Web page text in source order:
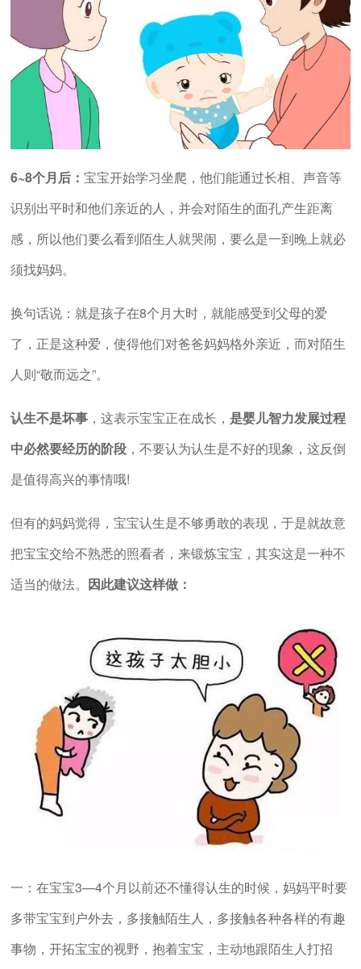
6~8个月后： 宝宝开始学习坐爬，他们能通过长相、声音等
识别出平时和他们亲近的人，并会对陌生的面孔产生距离
感，所以他们要么看到陌生人就哭闹，要么是一到晚上就必
须找妈妈。
换句话说：就是孩子在8个月大时，就能感受到父母的爱
了，正是这种爱，使得他们对爸爸妈妈格外亲近，而对陌生
人则“敬而远之”。
认生不是坏事，这表示宝宝正在成长， 是婴儿智力发展过程
中必然要经历的阶段，不要认为认生是不好的现象，这反倒
是值得高兴的事情哦!
但有的妈妈觉得，宝宝认生是不够勇敢的表现，于是就故意
把宝宝交给不熟悉的照看者，来锻炼宝宝，其实这是一种不
适当的做法。 因此建议这样做：
一：在宝宝3—4个月以前还不懂得认生的时候，妈妈平时要
多带宝宝到户外去，多接触陌生人，多接触各种各样的有趣
事物，开拓宝宝的视野，抱着宝宝，主动地跟陌生人打招